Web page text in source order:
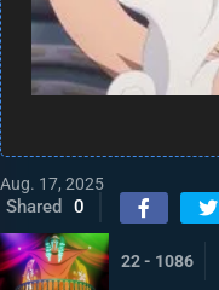
Aug. 17, 2025
Shared 0
22 - 1086